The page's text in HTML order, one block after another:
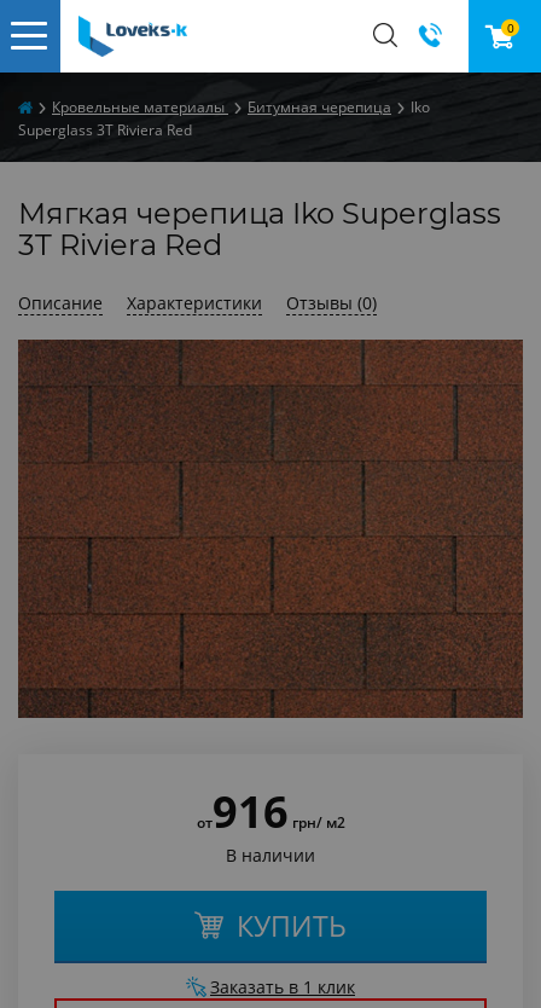
0
Кровельные материалы Битумная черепица
Iko
Superglass 3T Riviera Red
Мягкая черепица Iko Superglass
3T Riviera Red
Описание Характеристики Отзывы (0)
от916 грн/ м2
В наличии
КУПИТЬ
Заказать в 1 клик